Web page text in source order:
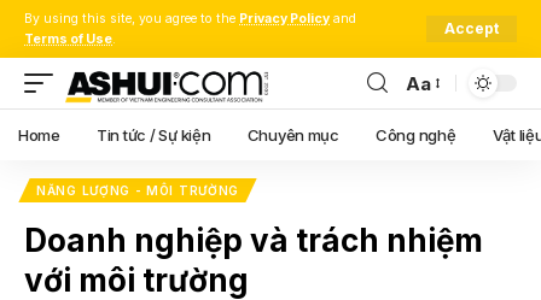
By using this site, you agree to the Privacy Policy and
Terms of Use.
Accept
Font
Resizer
Aa
Home Tin tức / Sự kiện Chuyên mục Công nghệ Vật
NĂNG LƯỢNG - MÔI TRƯỜNG
Doanh nghiệp và trách nhiệm
với môi trường